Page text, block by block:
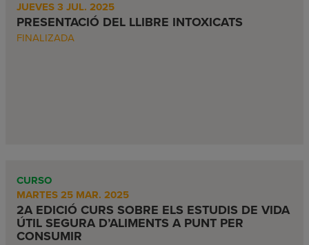
JUEVES 3 JUL. 2025
PRESENTACIÓ DEL LLIBRE INTOXICATS
FINALIZADA
CURSO
MARTES 25 MAR. 2025
2A EDICIÓ CURS SOBRE ELS ESTUDIS DE VIDA
ÚTIL SEGURA D’ALIMENTS A PUNT PER
CONSUMIR